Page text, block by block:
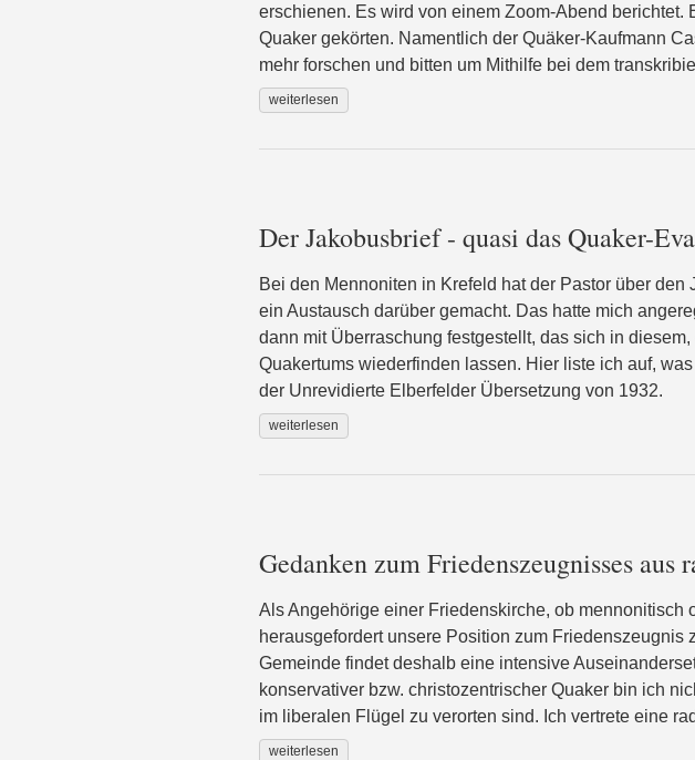
erschienen. Es wird von einem Zoom-Abend
Quaker gekörten. Namentlich der Quäker-Kaufmann
mehr forschen und bitten um Mithilfe bei dem
weiterlesen
Der Jakobusbrief - quasi das Quaker-
Bei den Mennoniten in Krefeld hat der Pastor über
ein Austausch darüber gemacht. Das hatte mich
dann mit Überraschung festgestellt, das sich in
Quakertums wiederfinden lassen. Hier liste ich auf,
der Unrevidierte Elberfelder Übersetzung von 1932.
weiterlesen
Gedanken zum Friedenszeugnisses
Als Angehörige einer Friedenskirche, ob
herausgefordert unsere Position zum
Gemeinde findet deshalb eine intensive
konservativer bzw. christozentrischer Quaker bin ich
im liberalen Flügel zu verorten sind. Ich vertrete eine
weiterlesen